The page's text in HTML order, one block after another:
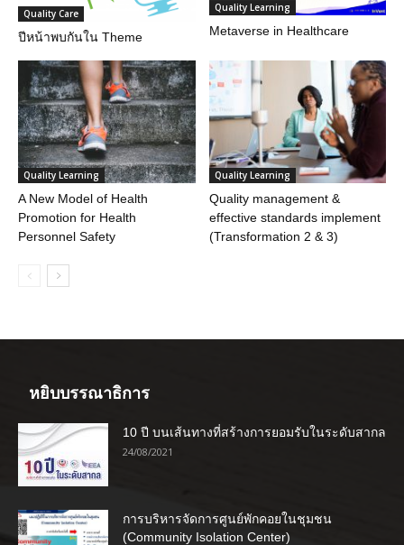
Quality Care
ปีหน้าพบกันใน Theme
Quality Learning
Metaverse in Healthcare
Quality Learning
A New Model of Health
Promotion for Health
Personnel Safety
Quality Learning
Quality management &
effective standards implement
(Transformation 2 & 3)
หยิบบรรณาธิการ
10 ปี บนเส้นทางที่สร้างการยอมรับในระดับสากล
24/08/2021
การบริหารจัดการศูนย์พักคอยในชุมชน
(Community Isolation Center)